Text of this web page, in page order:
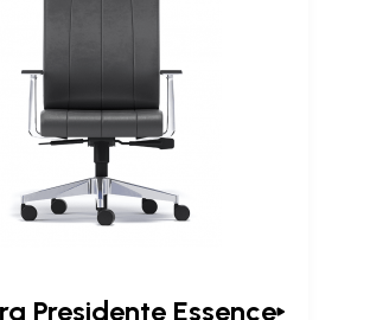
Presidente Essence